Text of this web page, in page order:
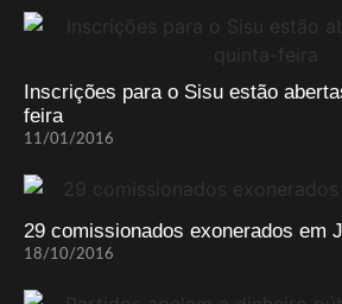
Inscrições para o Sisu estão
feira
11/01/2016
29 comissionados exonerados em
18/10/2016